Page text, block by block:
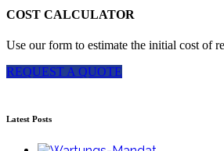
COST CALCULATOR
Use our form to estimate the initial cost of
REQUEST A QUOTE
Latest Posts